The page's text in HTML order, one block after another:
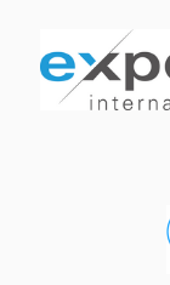
Endsiegelung;
Spezifikationen
Leerlauf: 60
160)mm,
0,8MPa;
(LxBxH):